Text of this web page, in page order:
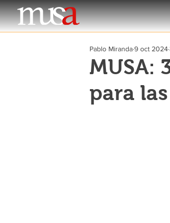
MUSA:
para
Pablo Miranda9 oct 2024